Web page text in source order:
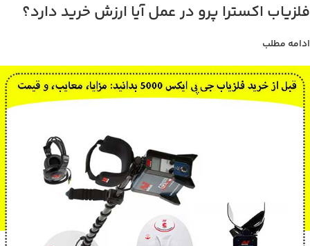
فلزیاب اکسترا پرو در عمل آیا ارزش خرید دارد؟
ادامه مطلب